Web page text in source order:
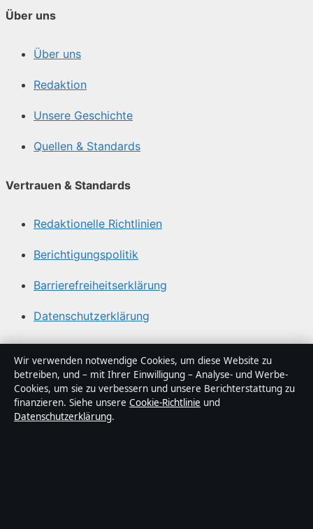
Über uns
Über uns
Redaktion
Unsere Geschichte
Quellen & Standards
Vertrauen & Standards
Redaktionelle Richtlinien
Berichtigungspolitik
Barrierefreiheitserklärung
Datenschutzerklärung
Über Sachstruktur in Kürze
Sachstruktur ist ein unabhängiger digitaler
Nachrichtenanbieter mit Fokus auf Politik, Wirtschaft,
Technik und Gesellschaft in Deutschland. Jeder Artikel
Wir verwenden notwendige Cookies, um diese Website zu
betreiben, und – mit Ihrer Einwilligung – Analyse- und Werbe-
Cookies, um sie zu verbessern und unsere Berichterstattung zu
finanzieren. Siehe unsere Cookie-Richtlinie und
Datenschutzerklärung.